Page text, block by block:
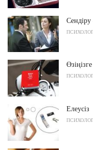
Сендіру
Елеусіз